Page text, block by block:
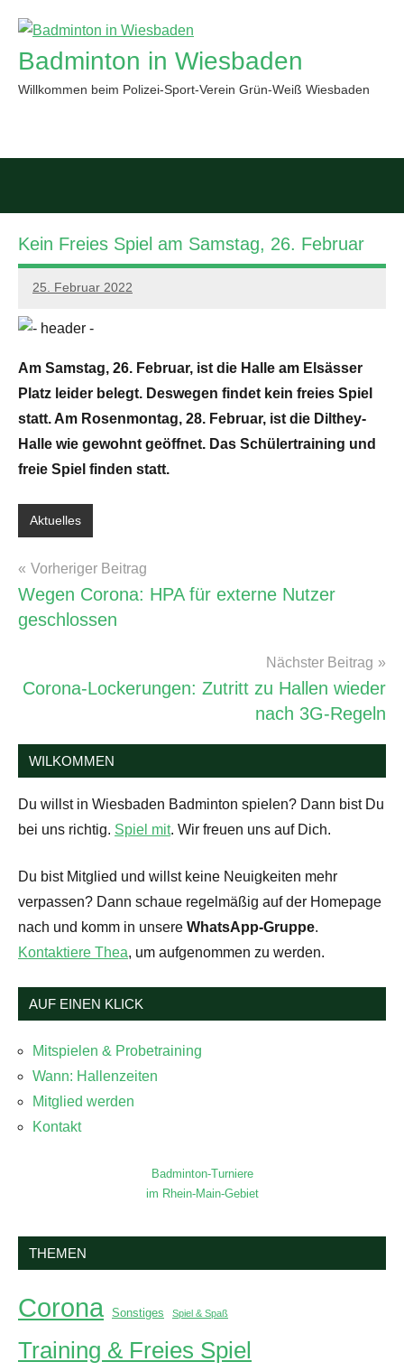
Inhalt
springen
Badminton in Wiesbaden
Willkommen beim Polizei-Sport-Verein Grün-Weiß Wiesbaden
Kein Freies Spiel am Samstag, 26. Februar
25. Februar 2022
PSV
GWW
Am Samstag, 26. Februar, ist die Halle am Elsässer
Platz leider belegt. Deswegen findet kein freies Spiel
statt. Am Rosenmontag, 28. Februar, ist die Dilthey-
Halle wie gewohnt geöffnet. Das Schülertraining und
freie Spiel finden statt.
&
Freies
Spiel
Aktuelles
Beitragsnavigation
Vorheriger Beitrag
Wegen Corona: HPA für externe Nutzer
geschlossen
Nächster Beitrag
Corona-Lockerungen: Zutritt zu Hallen wieder
nach 3G-Regeln
WILKOMMEN
Du willst in Wiesbaden Badminton spielen? Dann bist Du
bei uns richtig. Spiel mit. Wir freuen uns auf Dich.
Du bist Mitglied und willst keine Neuigkeiten mehr
verpassen? Dann schaue regelmäßig auf der Homepage
nach und komm in unsere WhatsApp-Gruppe.
Kontaktiere Thea, um aufgenommen zu werden.
AUF EINEN KLICK
Mitspielen & Probetraining
Wann: Hallenzeiten
Mitglied werden
Kontakt
Badminton-Turniere
im Rhein-Main-Gebiet
THEMEN
Corona Sonstiges Spiel & Spaß
Training & Freies Spiel